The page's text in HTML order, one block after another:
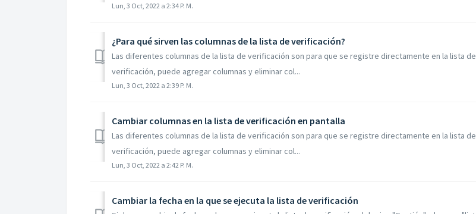
Lun, 3 Oct, 2022 a 2:34 P. M.
¿Para qué sirven las columnas de la lista de verificación?
Las diferentes columnas de la lista de verificación son para que se registre directamente en la lista de
verificación, puede agregar columnas y eliminar col...
Lun, 3 Oct, 2022 a 2:39 P. M.
Cambiar columnas en la lista de verificación en pantalla
Las diferentes columnas de la lista de verificación son para que se registre directamente en la lista de
verificación, puede agregar columnas y eliminar col...
Lun, 3 Oct, 2022 a 2:42 P. M.
Cambiar la fecha en la que se ejecuta la lista de verificación